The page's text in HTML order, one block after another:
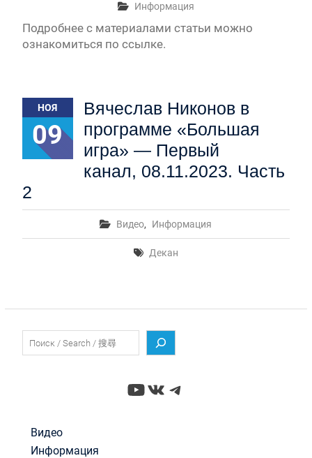
Информация
Подробнее с материалами статьи можно
ознакомиться по ссылке.
НОЯ
09
Вячеслав Никонов в
программе «Большая
игра» — Первый
канал, 08.11.2023. Часть
2
Видео, Информация
Декан
YouTube
ВКонтакте
Telegram
Видео
Информация